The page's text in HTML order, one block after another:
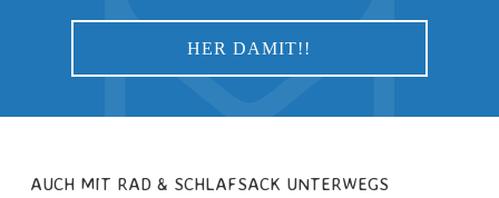
AUCH MIT RAD & SCHLAFSACK UNTERWEGS